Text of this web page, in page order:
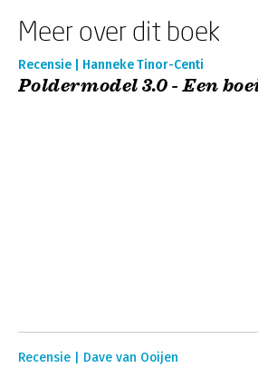
Meer over dit boek
Recensie | Hanneke Tinor-Centi
Poldermodel 3.0 - Een
Recensie | Dave van Ooijen